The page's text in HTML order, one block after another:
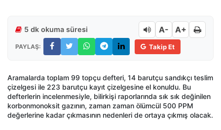
5 dk okuma süresi A- A+
PAYLAŞ: Takip Et
Aramalarda toplam 99 topçu defteri, 14 barutçu sandıkçı teslim
çizelgesi ile 223 barutçu kayıt çizelgesine el konuldu. Bu
defterlerin incelenmesiyle, bilirkişi raporlarında sık sık değinilen
korbonmonoksit gazının, zaman zaman ölümcül 500 PPM
değerlerine kadar çıkmasının nedenleri de ortaya çıkmış olacak.